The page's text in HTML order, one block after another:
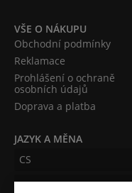
VŠE O NÁKUPU
Obchodní podmínky
Reklamace
Prohlášení o ochraně
osobních údajů
Doprava a platba
JAZYK A MĚNA
CS
CZK (Kč)